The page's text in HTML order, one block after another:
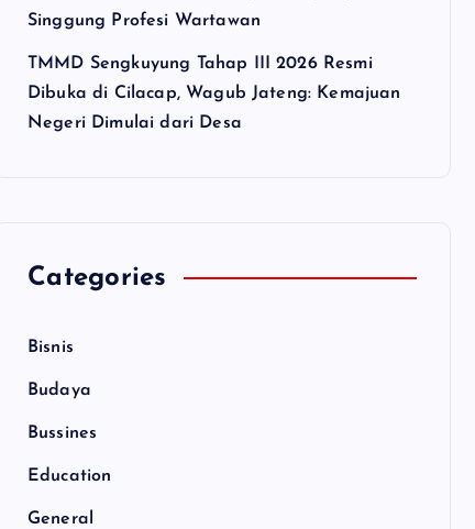
Singgung Profesi Wartawan
TMMD Sengkuyung Tahap III 2026 Resmi
Dibuka di Cilacap, Wagub Jateng: Kemajuan
Negeri Dimulai dari Desa
Categories
Bisnis
Budaya
Bussines
Education
General